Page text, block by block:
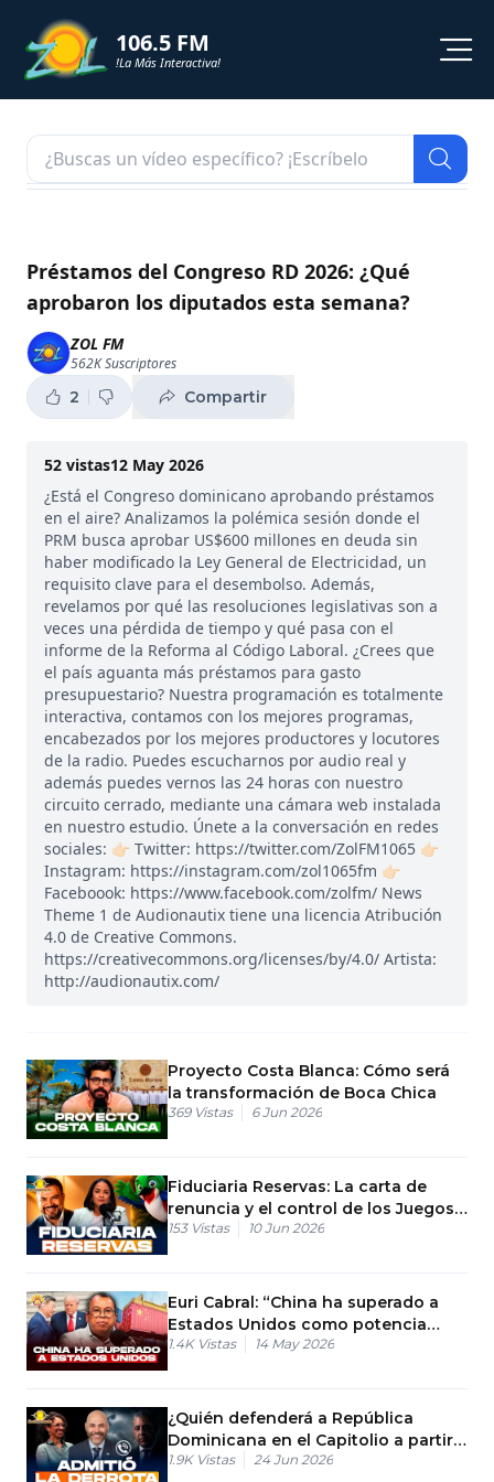
106.5 FM
!La Más Interactiva!
NOTICIAS
SHORTS
PODCAST
ZOL TV
Préstamos del Congreso RD 2026: ¿Qué
aprobaron los diputados esta semana?
ZOL FM
562KSuscriptores
2 Compartir
52 vistas12 May 2026
¿Está el Congreso dominicano aprobando préstamos
en el aire? Analizamos la polémica sesión donde el
PRM busca aprobar US$600 millones en deuda sin
haber modificado la Ley General de Electricidad, un
requisito clave para el desembolso. Además,
revelamos por qué las resoluciones legislativas son a
veces una pérdida de tiempo y qué pasa con el
informe de la Reforma al Código Laboral. ¿Crees que
el país aguanta más préstamos para gasto
presupuestario? Nuestra programación es totalmente
interactiva, contamos con los mejores programas,
encabezados por los mejores productores y locutores
de la radio. Puedes escucharnos por audio real y
además puedes vernos las 24 horas con nuestro
circuito cerrado, mediante una cámara web instalada
en nuestro estudio. Únete a la conversación en redes
sociales: 👉🏻 Twitter: https://twitter.com/ZolFM1065 👉🏻
Instagram: https://instagram.com/zol1065fm 👉🏻
Faceboook: https://www.facebook.com/zolfm/ News
Theme 1 de Audionautix tiene una licencia Atribución
4.0 de Creative Commons.
https://creativecommons.org/licenses/by/4.0/ Artista:
http://audionautix.com/
Proyecto Costa Blanca: Cómo será
la transformación de Boca Chica
369 Vistas 6 Jun 2026
Fiduciaria Reservas: La carta de
renuncia y el control de los Juegos
2026
153 Vistas 10 Jun 2026
Euri Cabral: “China ha superado a
Estados Unidos como potencia
comercial”
1.4K Vistas 14 May 2026
¿Quién defenderá a República
Dominicana en el Capitolio a partir
de hoy?
1.9K Vistas 24 Jun 2026